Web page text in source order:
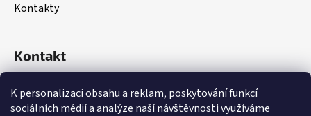
K personalizaci obsahu a reklam, poskytování funkcí
sociálních médií a analýze naší návštěvnosti využíváme
Kontakty
Kontakt
(Po – Pá: 8:00 – 18:00)